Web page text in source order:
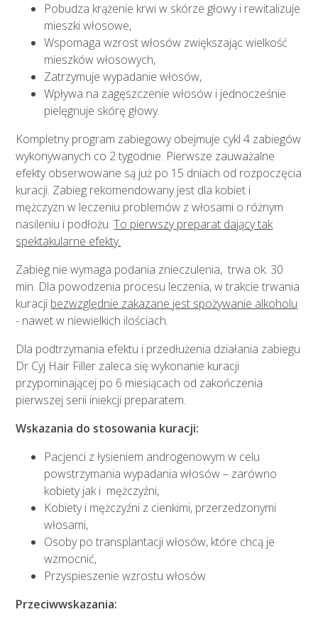
Pobudza krążenie krwi w skórze głowy i rewitalizuje
mieszki włosowe,
Wspomaga wzrost włosów zwiększając wielkość
mieszków włosowych,
Zatrzymuje wypadanie włosów,
Wpływa na zagęszczenie włosów i jednocześnie
pielęgnuje skórę głowy.
Kompletny program zabiegowy obejmuje cykl 4 zabiegów
wykonywanych co 2 tygodnie. Pierwsze zauważalne
efekty obserwowane są już po 15 dniach od rozpoczęcia
kuracji. Zabieg rekomendowany jest dla kobiet i
mężczyzn w leczeniu problemów z włosami o różnym
nasileniu i podłożu.To pierwszy preparat dający tak
spektakularne efekty.
Zabieg nie wymaga podania znieczulenia, trwa ok. 30
min. Dla powodzenia procesu leczenia, w trakcie trwania
kuracji bezwzględnie zakazane jest spożywanie alkoholu
- nawet w niewielkich ilościach.
Dla podtrzymania efektu i przedłużenia działania zabiegu
Dr Cyj Hair Filler zaleca się wykonanie kuracji
przypominającej po 6 miesiącach od zakończenia
pierwszej serii iniekcji preparatem.
Wskazania do stosowania kuracji:
Pacjenci z łysieniem androgenowym w celu
powstrzymania wypadania włosów – zarówno
kobiety jak i mężczyźni,
Kobiety i mężczyźni z cienkimi, przerzedzonymi
włosami,
Osoby po transplantacji włosów, które chcą je
wzmocnić,
Przyspieszenie wzrostu włosów
Przeciwwskazania: